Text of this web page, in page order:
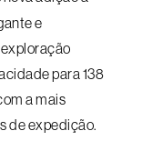
e
para 138
a mais
de expedição.